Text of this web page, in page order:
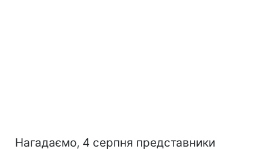
Нагадаємо, 4 серпня представники